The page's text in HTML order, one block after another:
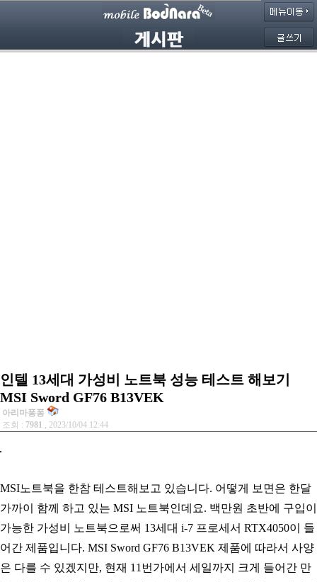
인텔 13세대 가성비 노트북 성능 테스트 해보기
MSI Sword GF76 B13VEK
아리마퐁퐁
조회 : 7981 , 2023/10/04 12:44
MSI노트북을 한참 테스트해보고 있습니다. 어떻게 보면은 한달
가까이 함께 하고 있는 MSI 노트북인데요. 백만원 초반에 구입이
가능한 가성비 노트북으로써 13세대 i-7 프로세서 RTX4050이 들
어간 제품입니다. MSI Sword GF76 B13VEK 제품에 따라서 사양
은 다를 수 있겠지만, 현재 11번가에서 세일까지 크게 들어간 만